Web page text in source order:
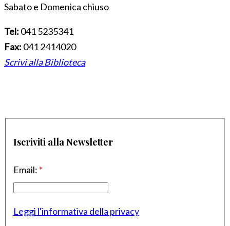
Sabato e Domenica chiuso
Tel: 041 5235341
Fax: 041 2414020
Scrivi alla Biblioteca
Iscriviti alla Newsletter
Email: *
Leggi l'informativa della privacy